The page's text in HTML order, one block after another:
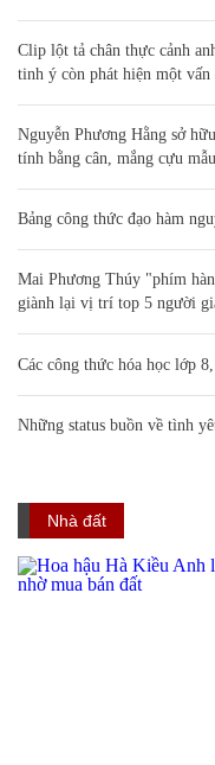
Clip lột tả chân thực cảnh
tinh ý còn phát hiện một vấn
Nguyễn Phương Hằng sở
tính bằng cân, mắng cựu
Bảng công thức đạo hàm
Mai Phương Thúy "phím
giành lại vị trí top 5 người
Các công thức hóa học lớp
Những status buồn về tình
Nhà đất